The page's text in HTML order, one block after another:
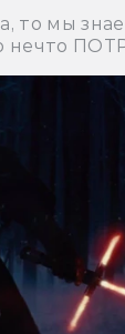
то мы
нечто